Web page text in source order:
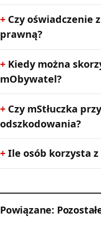
Czy oświadczenie
prawną?
Kiedy można
mObywatel?
Czy mStłuczka
odszkodowania?
Ile osób korzysta
Powiązane: